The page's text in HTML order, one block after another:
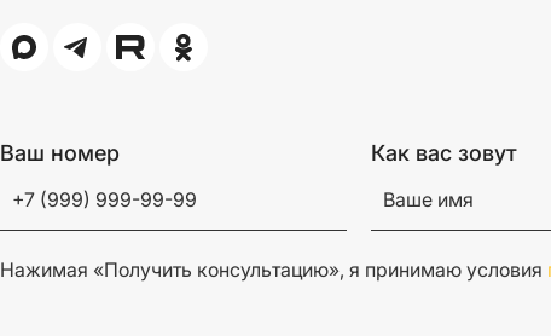
Ваш номер Как вас зовут
Нажимая «Получить консультацию», я принимаю условия